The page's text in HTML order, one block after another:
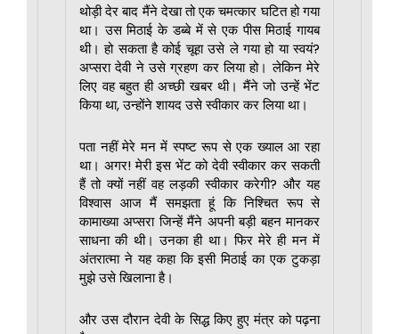
थोड़ी देर बाद मैंने देखा तो एक चमत्कार घटित हो गया
था। उस मिठाई के डब्बे में से एक पीस मिठाई गायब
थी। हो सकता है कोई चूहा उसे ले गया हो या स्वयं?
अप्सरा देवी ने उसे ग्रहण कर लिया हो। लेकिन मेरे
लिए वह बहुत ही अच्छी खबर थी। मैंने जो उन्हें भेंट
किया था, उन्होंने शायद उसे स्वीकार कर लिया था।
पता नहीं मेरे मन में स्पष्ट रूप से एक ख्याल आ रहा
था। अगर! मेरी इस भेंट को देवी स्वीकार कर सकती
हैं तो क्यों नहीं वह लड़की स्वीकार करेगी? और यह
विश्वास आज मैं समझता हूं कि निश्चित रूप से
कामाख्या अप्सरा जिन्हें मैंने अपनी बड़ी बहन मानकर
साधना की थी। उनका ही था। फिर मेरे ही मन में
अंतरात्मा ने यह कहा कि इसी मिठाई का एक टुकड़ा
मुझे उसे खिलाना है।
और उस दौरान देवी के सिद्ध किए हुए मंत्र को पढ़ना